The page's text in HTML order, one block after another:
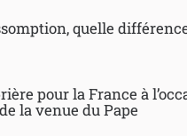
quelle
pour la France à
la venue du Pape